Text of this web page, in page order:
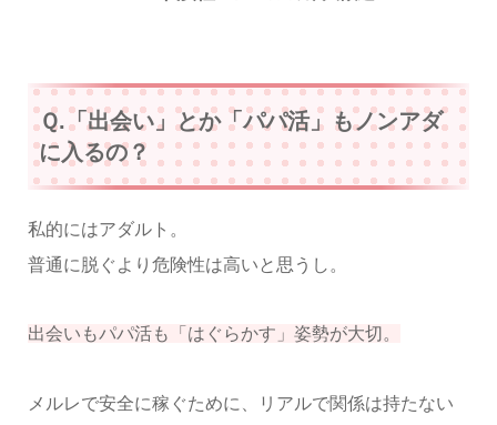
Ｑ.「出会い」とか「パパ活」もノンアダ
に入るの？
私的にはアダルト。
普通に脱ぐより危険性は高いと思うし。
出会いもパパ活も「はぐらかす」姿勢が大切。
メルレで安全に稼ぐために、リアルで関係は持たない